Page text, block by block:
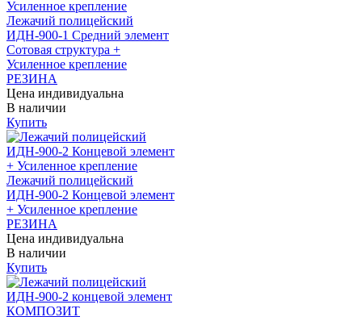
Лежачий полицейский
ИДН-900-1 Средний элемент
Сотовая структура +
Усиленное крепление
РЕЗИНА
Цена индивидуальна
В наличии
Купить
Лежачий полицейский
ИДН-900-2 Концевой элемент
+ Усиленное крепление
РЕЗИНА
Цена индивидуальна
В наличии
Купить